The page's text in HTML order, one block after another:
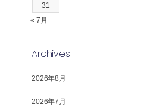
31
« 7月
Archives
2026年8月
2026年7月